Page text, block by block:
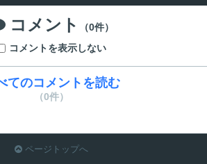
コメント
（0件）
コメントを表示しない
てのコメントを読む
（0件）
 ページトップへ